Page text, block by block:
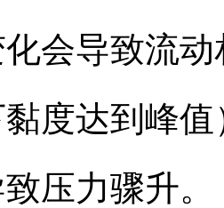
会导致流
度达到峰
压力骤升。